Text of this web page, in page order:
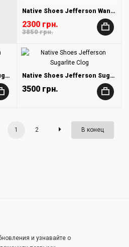
Native Shoes Jefferson Wanderfoam Block
2300 грн.
3850 грн. +
Native Shoes Jefferson Sugarlite Clog
+
Native Shoes Jefferson Sugarlite Clog
3500 грн. +
1 2 В конец
и узнавайте о